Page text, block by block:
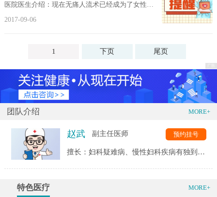
医院医生介绍：现在无痛人流术已经成为了女性意
2017-09-06
1 下页 尾页
团队介绍 MORE+
赵武 副主任医师
擅长：妇科疑难病、慢性妇科疾病有独到之
预约挂号
特色医疗 MORE+